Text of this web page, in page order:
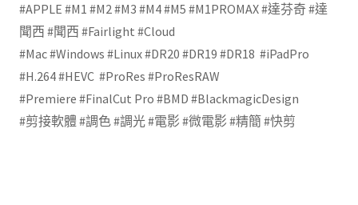
#APPLE #M1 #M2 #M3 #M4 #M5 #M1PROMAX #達芬奇 #達
聞西 #聞西 #Fairlight #Cloud
#Mac #Windows #Linux #DR20 #DR19 #DR18 #iPadPro
#H.264 #HEVC #ProRes #ProResRAW
#Premiere #FinalCut Pro #BMD #BlackmagicDesign
#剪接軟體 #調色 #調光 #電影 #微電影 #精簡 #快剪